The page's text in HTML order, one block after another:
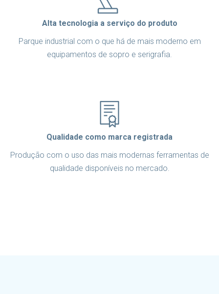
Alta tecnologia a serviço do produto
Parque industrial com o que há de mais moderno em
equipamentos de sopro e serigrafia.
Qualidade como marca registrada
Produção com o uso das mais modernas ferramentas de
qualidade disponíveis no mercado.